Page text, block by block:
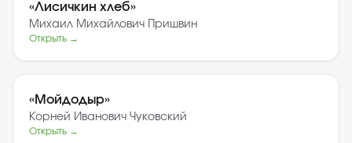
«Лисичкин хлеб»
Михаил Михайлович Пришвин
Открыть →
«Мойдодыр»
Корней Иванович Чуковский
Открыть →